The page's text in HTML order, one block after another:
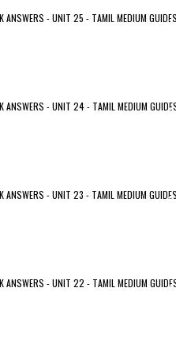
ANSWERS - UNIT 25 - TAMIL MEDIUM
ANSWERS - UNIT 24 - TAMIL MEDIUM
ANSWERS - UNIT 23 - TAMIL MEDIUM
ANSWERS - UNIT 22 - TAMIL MEDIUM